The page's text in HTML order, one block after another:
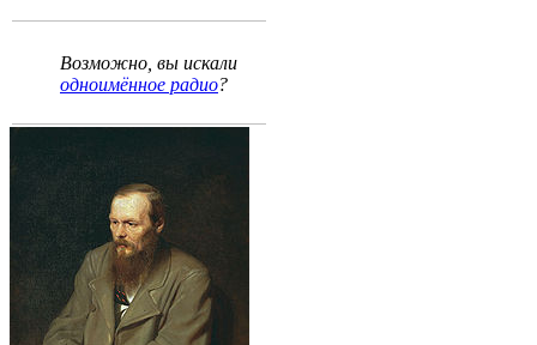
Возможно, вы искали
одноимённое радио?